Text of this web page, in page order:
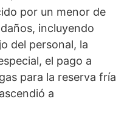
por un menor de
incluyendo
del personal, la
el pago a
para la reserva fría
a